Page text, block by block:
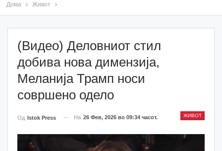
Дома Живот
(Видео) Деловниот стил
добива нова димензија,
Меланија Трамп носи
совршено одело
ЖИВОТ
Од Istok Press На 26 Фев, 2026 во 09:34 часот.